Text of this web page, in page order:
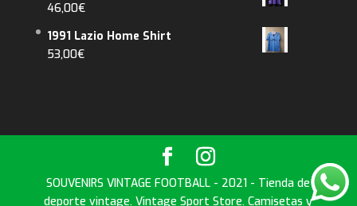
46,00€
1991 Lazio Home Shirt
53,00€
SOUVENIRS VINTAGE FOOTBALL - 2021 - Tienda de
deporte vintage. Vintage Sport Store. Camisetas y